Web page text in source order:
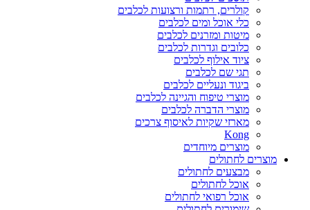
קולרים, רתמות ורצועות לכלבים
כלי אוכל ומים לכלבים
מיטות ומזרנים לכלבים
כלובים וגדרות לכלבים
ציוד אילוף לכלבים
תגי שם לכלבים
ביגוד ונעליים לכלבים
מוצרי טיפוח והגיינה לכלבים
מוצרי הדברה לכלבים
מארזי שקיות לאיסוף צרכים
Kong
מוצרים מיוחדים
מוצרים לחתולים
מבצעים לחתולים
אוכל לחתולים
אוכל רפואי לחתולים